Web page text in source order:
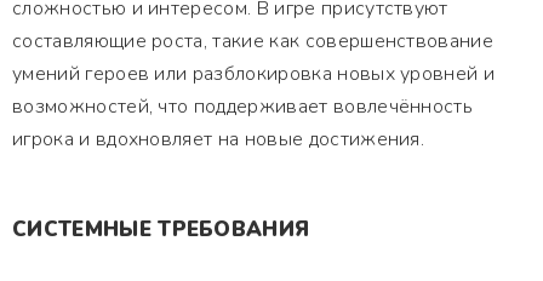
сложностью и интересом. В игре присутствуют
составляющие роста, такие как совершенствование
умений героев или разблокировка новых уровней и
возможностей, что поддерживает вовлечённость
игрока и вдохновляет на новые достижения.
СИСТЕМНЫЕ ТРЕБОВАНИЯ